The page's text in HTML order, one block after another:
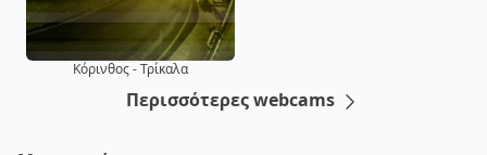
Κόρινθος - Τρίκαλα
Περισσότερες webcams